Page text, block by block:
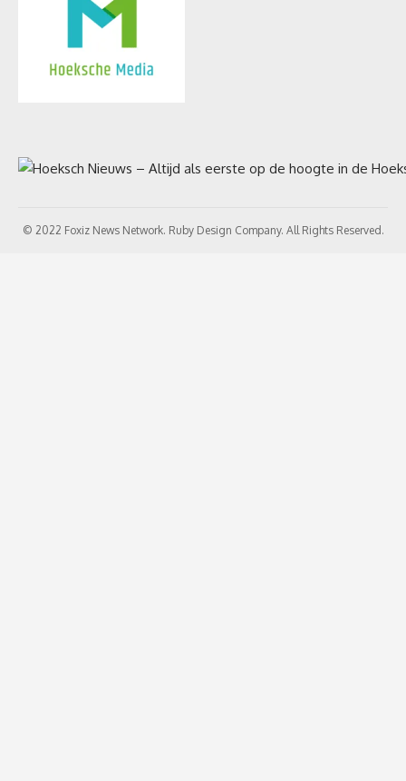
© 2022 Foxiz News Network. Ruby Design Company. All Rights Reserved.